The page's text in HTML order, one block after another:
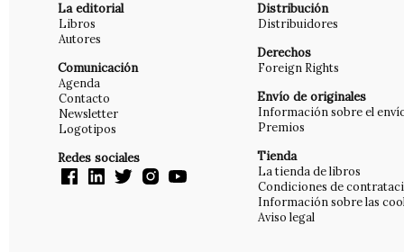
La editorial
Libros
Autores
Comunicación
Agenda
Contacto
Newsletter
Logotipos
Redes sociales
Distribución
Distribuidores
Derechos
Foreign Rights
Envío de originales
Información sobre el
Premios
Tienda
La tienda de libros
Condiciones de
Información sobre las
Aviso legal